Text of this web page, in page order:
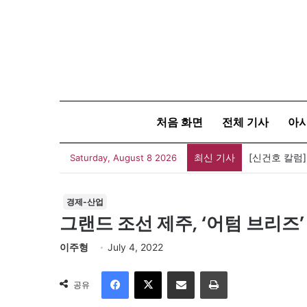
처음 화면 전체 기사 아
Saturday, August 8 2026 최신 기사 유가협 창립
경제-산업
그랜드 조선 제주, ‘어텀 브리
이주형 July 4, 2022
공유
이메일